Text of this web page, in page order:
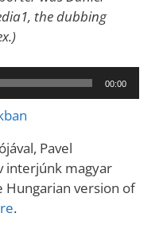
the dubbing
00:00
Pavel
interjúnk magyar
Hungarian version of
.